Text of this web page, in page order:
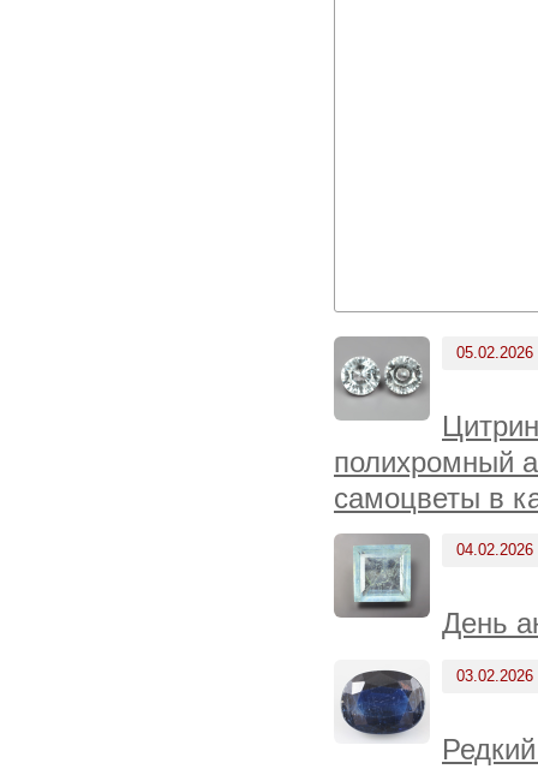
05.02.2026
полихромный
самоцветы в
04.02.2026
День
03.02.2026